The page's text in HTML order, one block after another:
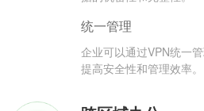
统一管理
企业可以通过VPN统一
提高安全性和管理效率。